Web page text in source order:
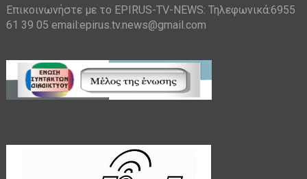
Επικοινωνήστε με το EPIRUS-TV-NEWS: Τηλεφωνικά:6955
61 39 05 email:epirus.tv.news@gmail.com